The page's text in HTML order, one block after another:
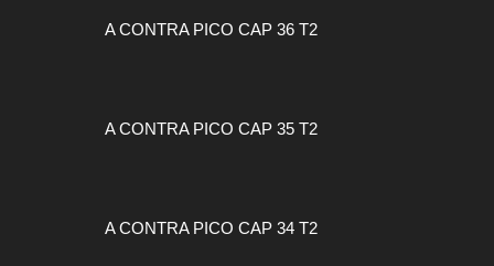
A CONTRA PICO CAP 36 T2
A CONTRA PICO CAP 35 T2
A CONTRA PICO CAP 34 T2